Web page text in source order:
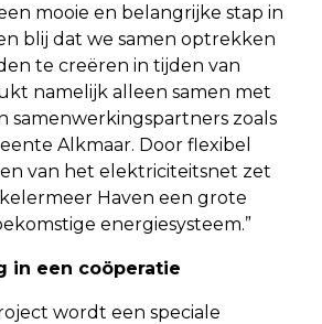
mooie en belangrijke stap in
blij dat we samen optrekken
te creëren in tijden van
namelijk alleen samen met
samenwerkingspartners zoals
Alkmaar. Door flexibel
van het elektriciteitsnet zet
Haven een grote
energiesysteem.”
in een coöperatie
wordt een speciale